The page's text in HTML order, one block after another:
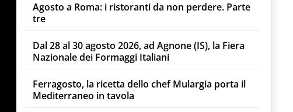
Agosto a Roma: i ristoranti da non perdere. Parte
tre
Dal 28 al 30 agosto 2026, ad Agnone (IS), la Fiera
Nazionale dei Formaggi Italiani
Ferragosto, la ricetta dello chef Mulargia porta il
Mediterraneo in tavola